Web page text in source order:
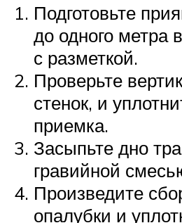
Подготовьте
до одного метра
с разметкой.
Проверьте
стенок, и
приемка.
Засыпьте дно
гравийной
Произведите
опалубки и